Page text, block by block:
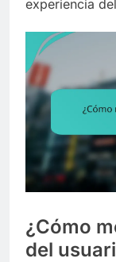
experiencia
¿Cómo
del